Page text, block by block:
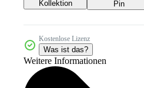
Kollektion Pin
Kostenlose Lizenz
Was ist das?
Weitere Informationen